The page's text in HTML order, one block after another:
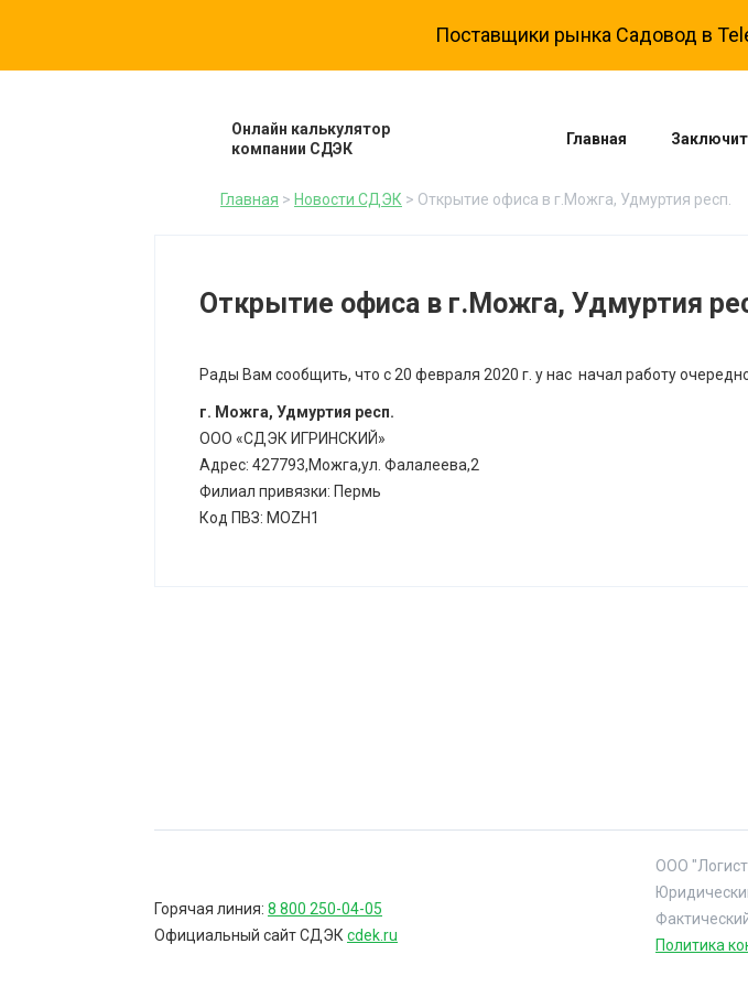
Поставщики рынка Садовод в
Онлайн калькулятор
компании СДЭК
Главная
Главная > Новости СДЭК > Открытие офиса в г.Можга, Удмуртия респ.
Открытие офиса в г.Можга, Удмуртия
Рады Вам сообщить, что с 20 февраля 2020 г. у нас начал работу
г. Можга, Удмуртия респ.
ООО «СДЭК ИГРИНСКИЙ»
Адрес: 427793,Можга,ул. Фалалеева,2
Филиал привязки: Пермь
Код ПВЗ: MOZH1
Горячая линия: 8 800 250-04-05
Официальный сайт СДЭК cdek.ru
ООО
Политика